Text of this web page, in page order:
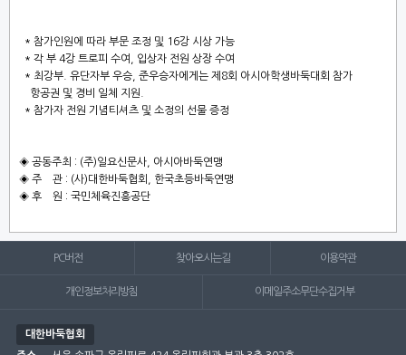
* 참가인원에 따라 부문 조정 및 16강 시상 가능
* 각 부 4강 트로피 수여
입상자 전원 상장 수여
* 최강부 유단자부 우승 준우승자에게는 제 8회 아시아학생바둑대회 참가
항공권 및 경비 일체 지원
* 참가자 전원 기념티셔츠 및 소정의 선물 증정
◈ 공동주최 : (주)일요신문사
아시아바둑연맹
◈ 주 관 : (사)대한바둑협회
한국초등바둑연맹
◈ 후 원 : 국민체육진흥공단
PC버전 찾아오시는길 이용약관
개인정보처리방침 이메일주소무단수집거부
대한바둑협회